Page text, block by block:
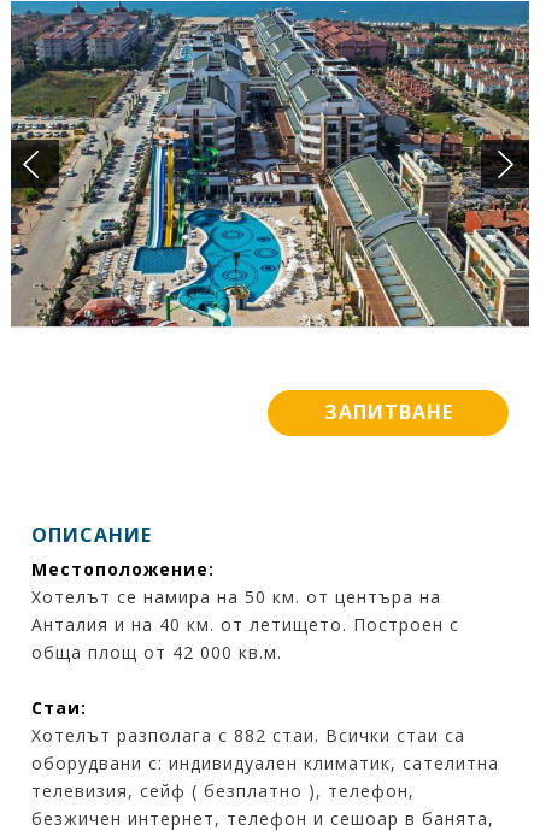
ЛИЦЕНЗ И ЗАСТРАХОВКА
ПОДАРЪЧЕН ВАУЧЕР
БАНКОВИ СМЕТКИ
ИСКАМ ДА НАУЧА ПОВЕЧЕ ....
КОНТАКТИ
ЗАПИТВАНЕ
ОПИСАНИЕ
Местоположение:
Хотелът се намира на 50 км. от центъра на
Анталия и на 40 км. от летището. Построен с
обща площ от 42 000 кв.м.
Стаи:
Хотелът разполага с 882 стаи. Всички стаи са
оборудвани с: индивидуален климатик, сателитна
телевизия, сейф ( безплатно ), телефон,
безжичен интернет, телефон и сешоар в банята,